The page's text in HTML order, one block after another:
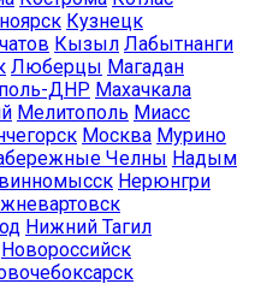
Кузнецк
Кызыл Лабытнанги
Люберцы Магадан
ДНР Махачкала
Мелитополь Миасс
Москва Мурино
Челны Надым
Нерюнгри
Нижний Тагил
Новороссийск